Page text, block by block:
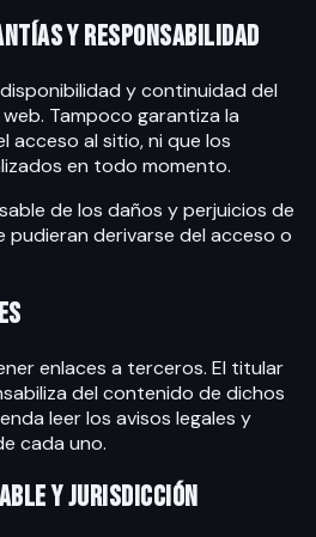
y responsabilidad
y continuidad del
Tampoco garantiza la
acceso al sitio, ni que los
en todo momento.
de los daños y perjuicios de
pudieran derivarse del acceso o
enlaces a terceros. El titular
del contenido de dichos
leer los avisos legales y
cada uno.
y jurisdicción